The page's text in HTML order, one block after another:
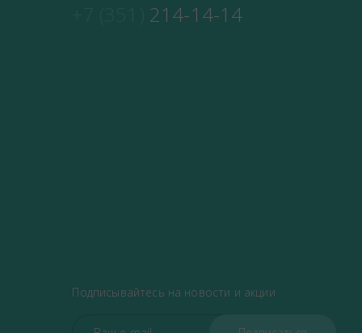
214-14-14
Подписывайтесь на новости и акции